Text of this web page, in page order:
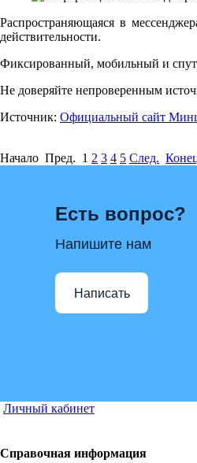
Распространяющаяся в
действительности.
Фиксированный, мобильный и
Не доверяйте непроверенным
Источник: Официальный сайт
Начало Пред. 1 2 3 4 5 След.
Есть вопрос?
Напишите нам
Написать
Личный кабинет
Справочная информация